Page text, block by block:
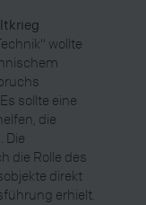
wollte
sollte eine
die
Die
die Rolle des
direkt
erhielt.